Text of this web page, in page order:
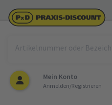
Mein Konto
Anmelden/Registrieren